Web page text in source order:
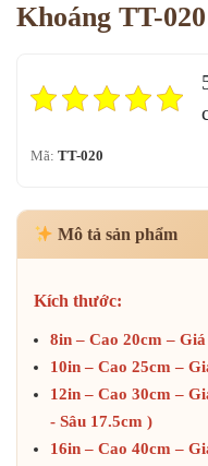
Khoáng TT-020
Mã: TT-020
Mô tả sản phẩm
Kích thước:
8in – Cao 20cm –
10in – Cao 25cm –
12in – Cao 30cm –
- Sâu 17.5cm )
16in – Cao 40cm –